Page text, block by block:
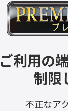
ご利用の
制限
不正なア